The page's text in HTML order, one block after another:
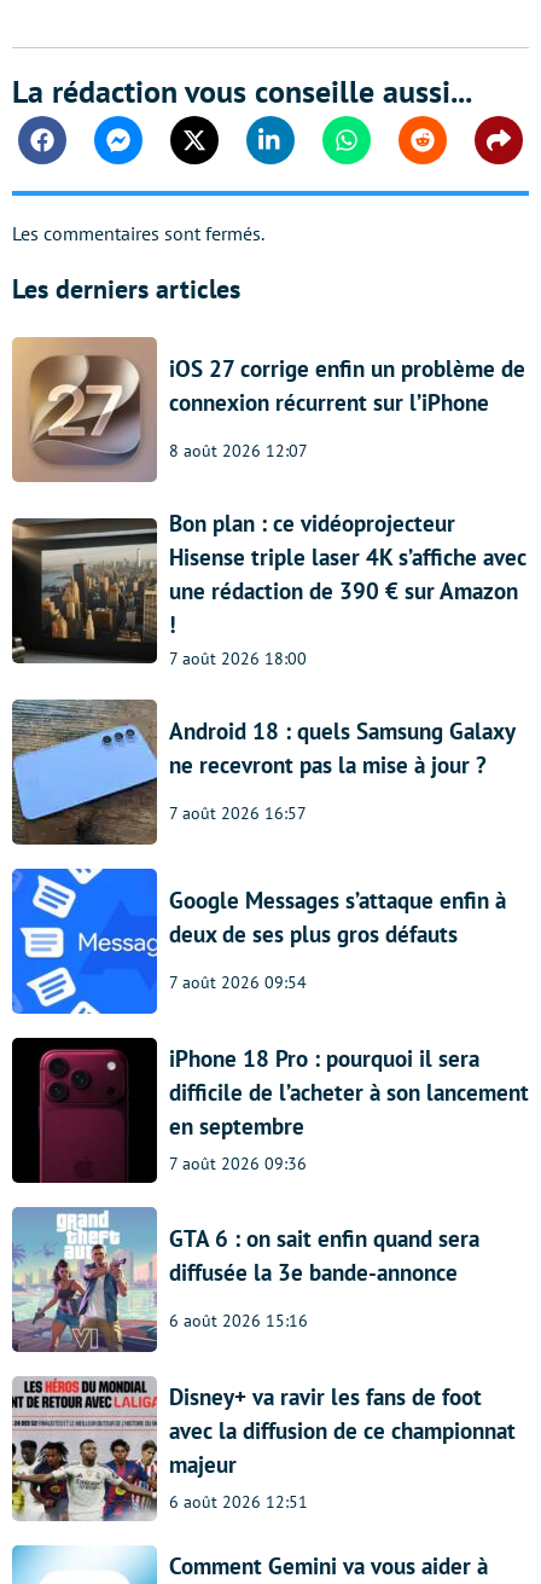
La rédaction vous conseille aussi...
FacebookMessengerTwitter Linkedin WhatsappReddit
Les commentaires sont fermés.
Les derniers articles
iOS 27 corrige enfin un problème de
connexion récurrent sur l’iPhone
8 août 2026 12:07
Bon plan : ce vidéoprojecteur
Hisense triple laser 4K s’affiche avec
une rédaction de 390 € sur Amazon
!
7 août 2026 18:00
Android 18 : quels Samsung Galaxy
ne recevront pas la mise à jour ?
7 août 2026 16:57
Google Messages s’attaque enfin à
deux de ses plus gros défauts
7 août 2026 09:54
iPhone 18 Pro : pourquoi il sera
difficile de l’acheter à son lancement
en septembre
7 août 2026 09:36
GTA 6 : on sait enfin quand sera
diffusée la 3e bande-annonce
6 août 2026 15:16
Disney+ va ravir les fans de foot
avec la diffusion de ce championnat
majeur
6 août 2026 12:51
Comment Gemini va vous aider à